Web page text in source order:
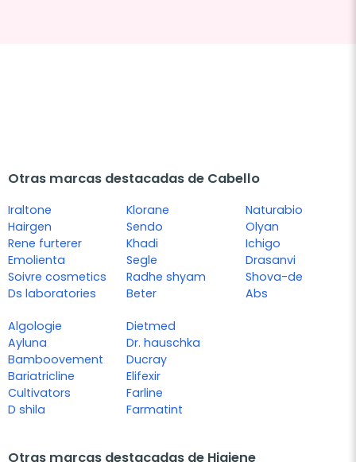
Otras marcas destacadas de Cabello
Iraltone
Hairgen
Rene furterer
Emolienta
Soivre cosmetics
Ds laboratories
Klorane
Sendo
Khadi
Segle
Radhe shyam
Beter
Naturabio
Olyan
Ichigo
Drasanvi
Shova-de
Abs
Algologie
Ayluna
Bamboovement
Bariatricline
Cultivators
D shila
Dietmed
Dr. hauschka
Ducray
Elifexir
Farline
Farmatint
Otras marcas destacadas de Higiene